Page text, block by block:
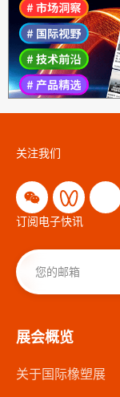
关注我们
订阅电子快讯
展会概览
关于国际橡塑展